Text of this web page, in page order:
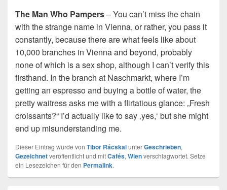
The Man Who Pampers– You can’t miss the chain
with the strange name in Vienna, or rather, you pass it
constantly, because there are what feels like about
10,000 branches in Vienna and beyond, probably
none of which is a sex shop, although I can’t verify this
firsthand. In the branch at Naschmarkt, where I’m
getting an espresso and buying a bottle of water, the
pretty waitress asks me with a flirtatious glance: „Fresh
croissants?“ I’d actually like to say ‚yes,‘ but she might
end up misunderstanding me.
Dieser Eintrag wurde von Tibor RácskaiunterGeschrieben,
Gezeichnetveröffentlicht und mitCafés, Wienverschlagwortet. Setze
ein Lesezeichen für den Permalink.